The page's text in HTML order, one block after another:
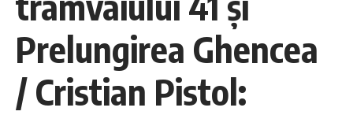
Prelungirea Ghencea
/ Cristian Pistol: